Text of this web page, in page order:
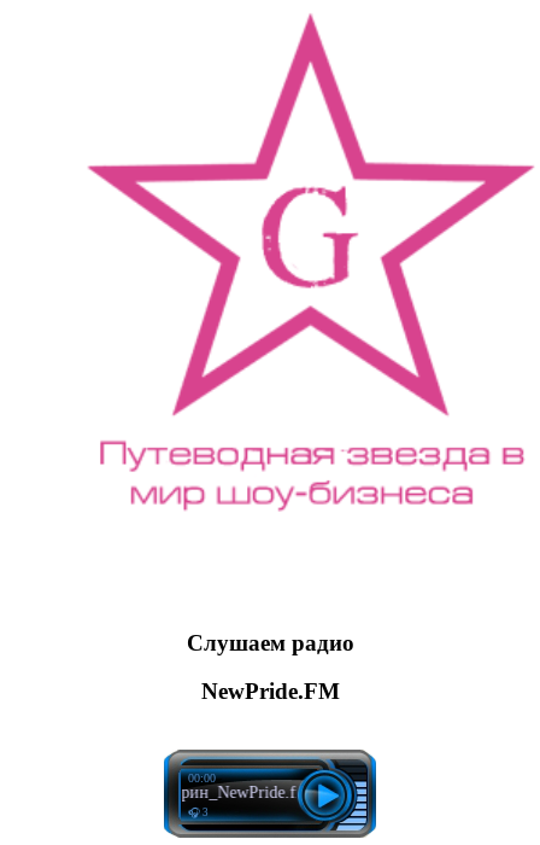
Слушаем радио
NewPride.FM
Сирин_NewPride.fm
00:00
🎧 3